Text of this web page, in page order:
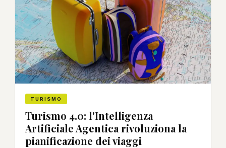
TURISMO
Turismo 4.0: l'Intelligenza
Artificiale Agentica rivoluziona la
pianificazione dei viaggi